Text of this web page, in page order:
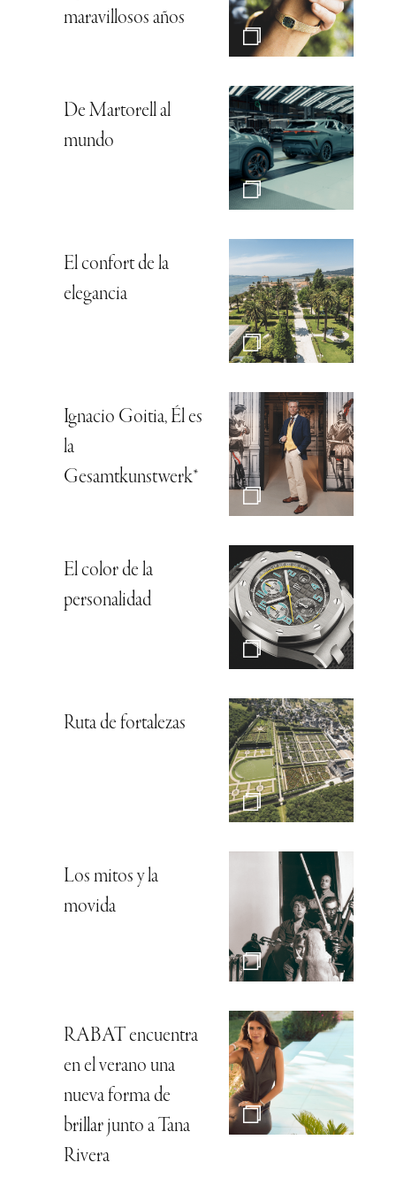
maravillosos años
De Martorell al
mundo
El confort de la
elegancia
Ignacio Goitia, Él es
la
Gesamtkunstwerk*
El color de la
personalidad
Ruta de fortalezas
Los mitos y la
movida
RABAT encuentra
en el verano una
nueva forma de
brillar junto a Tana
Rivera